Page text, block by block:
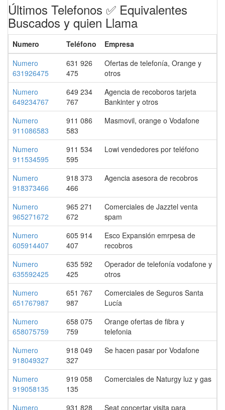
Últimos Telefonos ✅ Equivalentes
Buscados y quien Llama
Numero Teléfono
Empresa
Numero
631926475
631 926
475
Ofertas de telefonía, Orange y
otros
Numero
649234767
649 234
767
Agencia de recoboros tarjeta
Bankinter y otros
Numero
911086583
911 086
583
Masmovil, orange o Vodafone
Numero
911534595
911 534
595
Lowi vendedores por teléfono
Numero
918373466
918 373
466
Agencia asesora de recobros
Numero
965271672
965 271
672
Comerciales de Jazztel venta
spam
Numero
605914407
605 914
407
Esco Expansión emrpesa de
recobros
Numero
635592425
635 592
425
Operador de telefonía vodafone y
otros
Numero
651767987
651 767
987
Comerciales de Seguros Santa
Lucía
Numero
658075759
658 075
759
Orange ofertas de fibra y
telefonia
Numero
918049327
918 049
327
Se hacen pasar por Vodafone
Numero
919058135
919 058
135
Comerciales de Naturgy luz y gas
Numero
931 828
Seat concertar visita para